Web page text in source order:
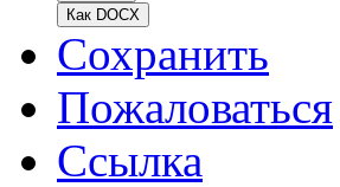
Как DOCX
Сохранить
Пожаловаться
Ссылка